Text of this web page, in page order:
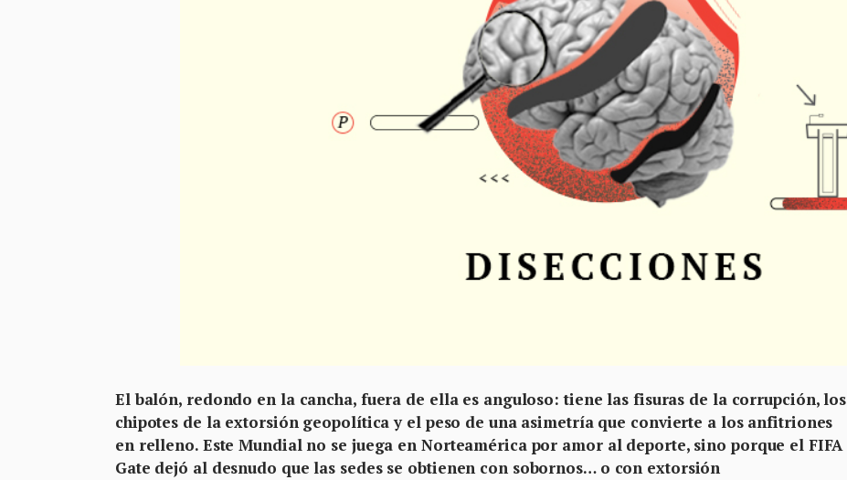
El balón, redondo en la cancha, fuera de ella es anguloso: tiene las fisuras de la corrupción, los
chipotes de la extorsión geopolítica y el peso de una asimetría que convierte a los anfitriones
en relleno. Este Mundial no se juega en Norteamérica por amor al deporte, sino porque el FIFA
Gate dejó al desnudo que las sedes se obtienen con sobornos… o con extorsión